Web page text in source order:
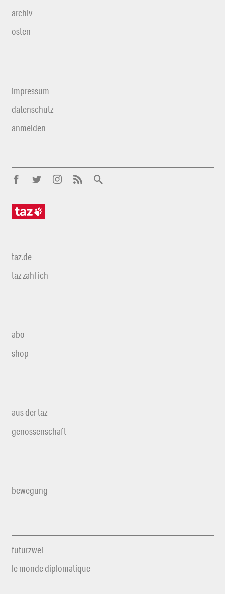
archiv
osten
impressum
datenschutz
anmelden
taz.de
taz zahl ich
abo
shop
aus der taz
genossenschaft
bewegung
futurzwei
le monde diplomatique